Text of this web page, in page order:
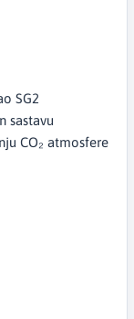
SG2
sastavu
CO₂ atmosfere